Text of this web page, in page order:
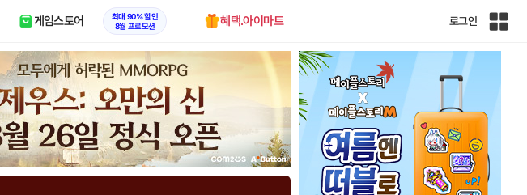
게임스토어
최대 90% 할인
8월 프로모션
혜택.아이마트 로그인
인